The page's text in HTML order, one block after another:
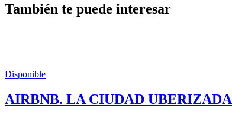
También te puede interesar
Disponible
AIRBNB. LA CIUDAD UBERIZADA